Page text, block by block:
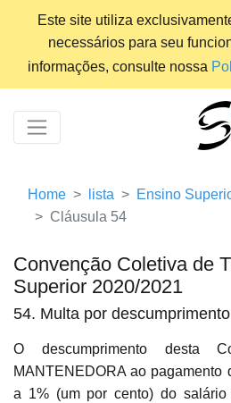
Este site utiliza
necessários para seu
informações, consulte nossa
Home lista Ensino
Cláusula 54
Convenção Coletiva de
Superior 2020/2021
54. Multa por
O descumprimento desta
MANTENEDORA ao pagamento
a 1% (um por cento) do salário